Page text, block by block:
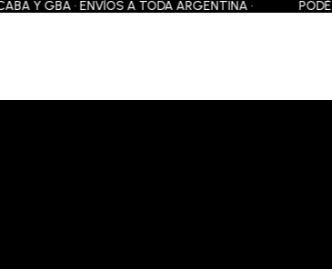
Y GBA • ENVÍOS A TODA ARGENTINA • PODÉS